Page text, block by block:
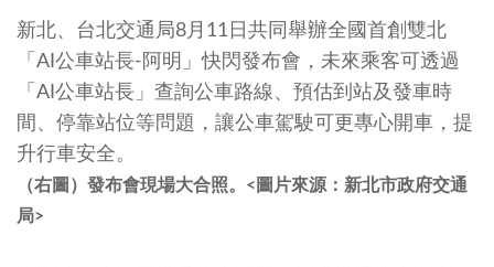
新北、台北交通局8月11日共同舉辦全國首創雙北
「AI公車站長-阿明」快閃發布會，未來乘客可透過
「AI公車站長」查詢公車路線、預估到站及發車時
間、停靠站位等問題，讓公車駕駛可更專心開車，提
升行車安全。
（右圖）發布會現場大合照。<圖片來源：新北市政府交通
局>